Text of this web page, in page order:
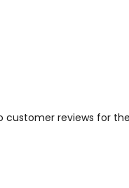
customer reviews for